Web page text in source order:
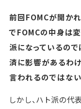
前回FOMCが開か
でFOMCの中身は変
派になっているの
済に影響があるわ
言われるのではない
しかし、ハト派の代